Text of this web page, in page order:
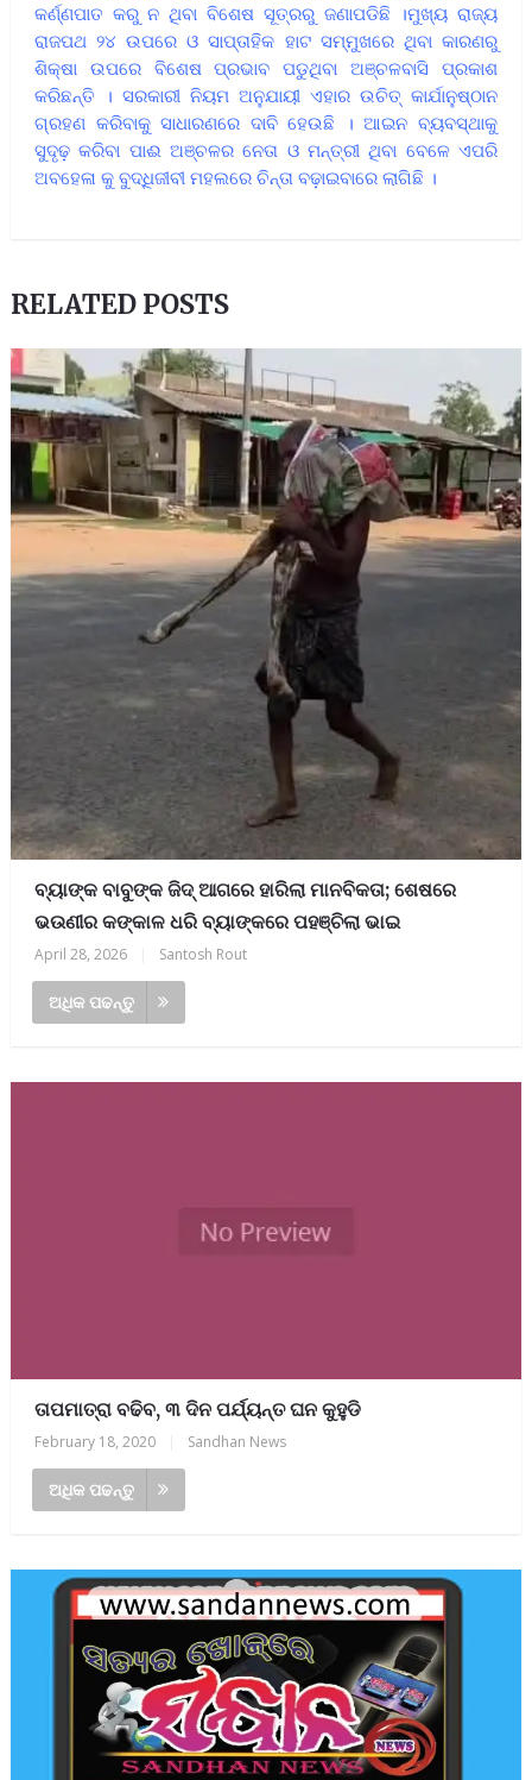
କର୍ଣ୍ଣପାତ କରୁ ନ ଥିବା ବିଶେଷ ସୂତ୍ରରୁ ଜଣାପଡିଛି ।ମୁଖ୍ୟ ରାଜ୍ୟ
ରାଜପଥ ୨୪ ଉପରେ ଓ ସାପ୍ତାହିକ ହାଟ ସମ୍ମୁଖରେ ଥିବା କାରଣରୁ
ଶିକ୍ଷା ଉପରେ ବିଶେଷ ପ୍ରଭାବ ପଡୁଥିବା ଅଞ୍ଚଳବାସି ପ୍ରକାଶ
କରିଛନ୍ତି । ସରକାରୀ ନିୟମ ଅନୁଯାୟୀ ଏହାର ଉଚିତ୍ କାର୍ଯାନୁଷ୍ଠାନ
ଗ୍ରହଣ କରିବାକୁ ସାଧାରଣରେ ଦାବି ହେଉଛି । ଆଇନ ବ୍ୟବସ୍ଥାକୁ
ସୁଦୃଢ଼ କରିବା ପାଈ ଅଞ୍ଚଳର ନେତା ଓ ମନ୍ତ୍ରୀ ଥିବା ବେଳେ ଏପରି
ଅବହେଳା କୁ ବୁଦ୍ଧିଜୀବୀ ମହଲରେ ଚିନ୍ତା ବଢ଼ାଇବାରେ ଲାଗିଛି ।
RELATED POSTS
ବ୍ୟାଙ୍କ ବାବୁଙ୍କ ଜିଦ୍ ଆଗରେ ହାରିଲା ମାନବିକତା; ଶେଷରେ
ଭଉଣୀର କଙ୍କାଳ ଧରି ବ୍ୟାଙ୍କରେ ପହଞ୍ଚିଲା ଭାଇ
April 28, 2026 Santosh Rout
ଅଧିକ ପଢନ୍ତୁ
ତାପମାତ୍ରା ବଢିବ, ୩ ଦିନ ପର୍ଯ୍ୟନ୍ତ ଘନ କୁହୁଡି
February 18, 2020 Sandhan News
ଅଧିକ ପଢନ୍ତୁ